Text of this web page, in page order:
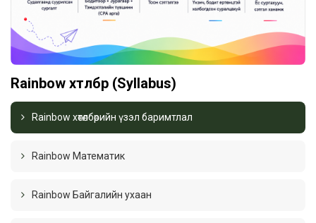
Rainbow хөтөлбөр (Syllabus)
Rainbow хөтөлбөрийн үзэл баримтлал
Rainbow Математик
Rainbow Байгалийн ухаан